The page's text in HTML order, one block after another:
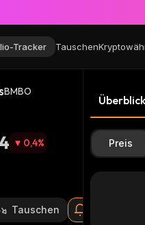
Tracker Tauschen
BMBO
0,4%
Tauschen
Überblick
Preis